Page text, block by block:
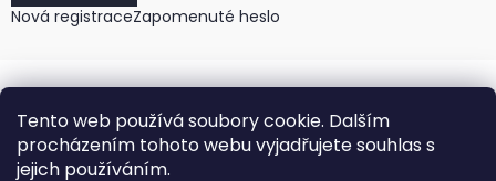
Tento web používá soubory cookie. Dalším
procházením tohoto webu vyjadřujete souhlas s
jejich používáním.
Nová registraceZapomenuté heslo